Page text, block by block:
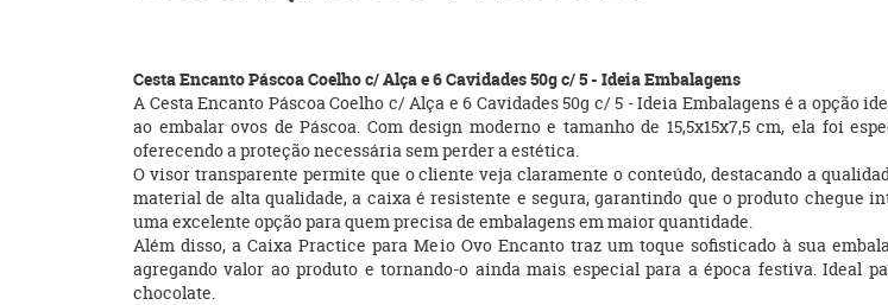
Cesta Encanto Páscoa Coelho c/ Alça e 6 Cavidades 50g c/ 5 - Ideia Embalagens
A Cesta Encanto Páscoa Coelho c/ Alça e 6 Cavidades 50g c/ 5 - Ideia Embalagens é a
ao embalar ovos de Páscoa. Com design moderno e tamanho de 15,5x15x7,5 cm, ela foi
oferecendo a proteção necessária sem perder a estética.
O visor transparente permite que o cliente veja claramente o conteúdo, destacando a
material de alta qualidade, a caixa é resistente e segura, garantindo que o produto chegue
uma excelente opção para quem precisa de embalagens em maior quantidade.
Além disso, a Caixa Practice para Meio Ovo Encanto traz um toque sofisticado à sua
agregando valor ao produto e tornando-o ainda mais especial para a época festiva. Ideal
chocolate.